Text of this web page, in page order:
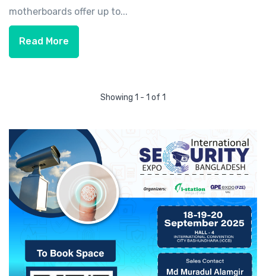
motherboards offer up to...
Read More
Showing 1 - 1 of 1